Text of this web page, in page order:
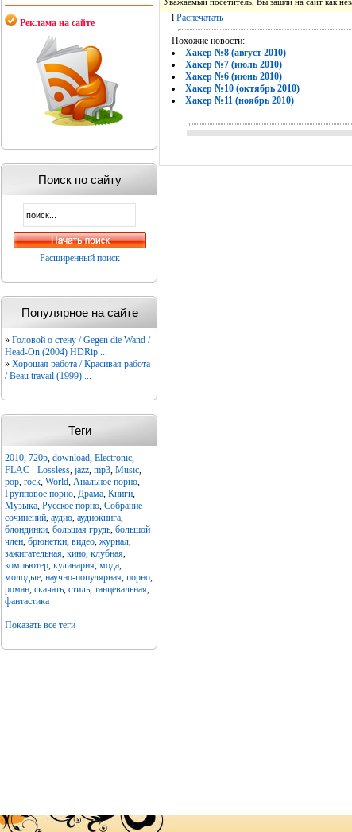
Реклама на сайте
Поиск по сайту
Расширенный поиск
Популярное на сайте
» Головой о стену / Gegen die Wand /
Head-On (2004) HDRip ...
» Хорошая работа / Красивая работа
/ Beau travail (1999) ...
Теги
2010, 720p, download, Electronic,
FLAC - Lossless, jazz, mp3, Music,
pop, rock, World, Анальное порно,
Групповое порно, Драма, Книги,
Музыка, Русское порно, Собрание
сочинений, аудио, аудиокнига,
блондинки, большая грудь, большой
член, брюнетки, видео, журнал,
зажигательная, кино, клубная,
компьютер, кулинария, мода,
молодые, научно-популярная, порно,
роман, скачать, стиль, танцевальная,
фантастика
Показать все теги
Уважаемый посетитель, Вы зашли на сайт как
l Распечатать
Похожие новости:
Хакер №8 (август 2010)
Хакер №7 (июль 2010)
Хакер №6 (июнь 2010)
Хакер №10 (октябрь 2010)
Хакер №11 (ноябрь 2010)